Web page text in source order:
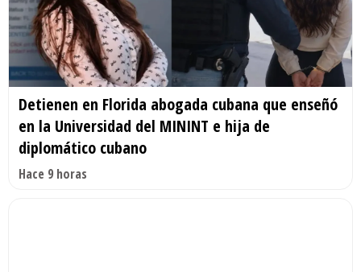
Detienen en Florida abogada cubana que enseñó
en la Universidad del MININT e hija de
diplomático cubano
Hace 9 horas